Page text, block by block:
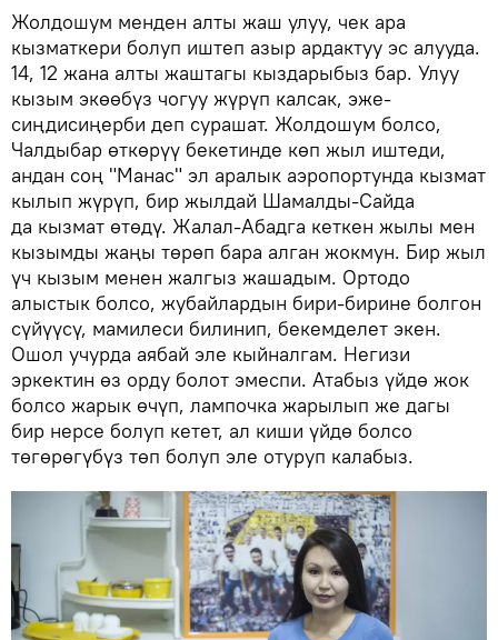
Жолдошум менден алты жаш улуу, чек ара
кызматкери болуп иштеп азыр ардактуу эс алууда.
14, 12 жана алты жаштагы кыздарыбыз бар. Улуу
кызым экөөбүз чогуу жүрүп калсак, эже-
сиңдисиңерби деп сурашат. Жолдошум болсо,
Чалдыбар өткөрүү бекетинде көп жыл иштеди,
андан соң "Манас" эл аралык аэропортунда кызмат
кылып жүрүп, бир жылдай Шамалды-Сайда
да кызмат өтөдү. Жалал-Абадга кеткен жылы мен
кызымды жаңы төрөп бара алган жокмун. Бир жыл
үч кызым менен жалгыз жашадым. Ортодо
алыстык болсо, жубайлардын бири-бирине болгон
сүйүүсү, мамилеси билинип, бекемделет экен.
Ошол учурда аябай эле кыйналгам. Негизи
эркектин өз орду болот эмеспи. Атабыз үйдө жок
болсо жарык өчүп, лампочка жарылып же дагы
бир нерсе болуп кетет, ал киши үйдө болсо
төгөрөгүбүз төп болуп эле отуруп калабыз.